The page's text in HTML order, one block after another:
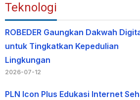
Teknologi
ROBEDER Gaungkan Dakwah
untuk Tingkatkan Kepedulian
Lingkungan
2026-07-12
PLN Icon Plus Edukasi Internet